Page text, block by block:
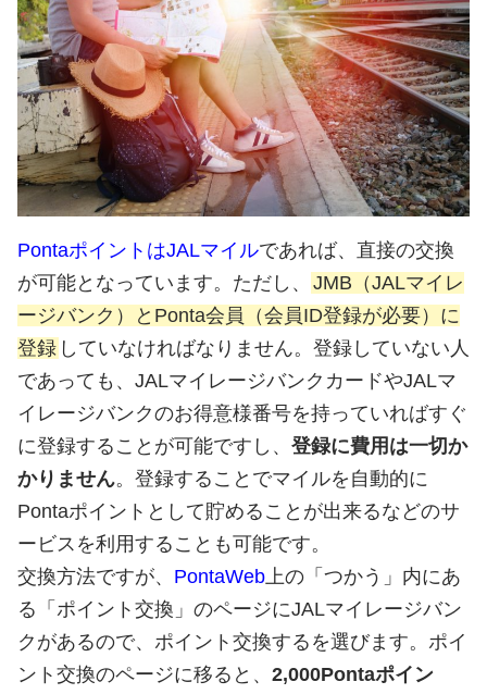
PontaポイントはJALマイルであれば、直接の交換
が可能となっています。ただし、
JMB（JALマイレ
ージバンク）とPonta会員（会員ID登録が必要）に
登録 していなければなりません。登録していない人
であっても、JALマイレージバンクカードやJALマ
イレージバンクのお得意様番号を持っていればすぐ
に登録することが可能ですし、 登録に費用は一切か
かりません。登録することでマイルを自動的に
Pontaポイントとして貯めることが出来るなどのサ
ービスを利用することも可能です。
交換方法ですが、 PontaWeb上の「つかう」内にあ
る「ポイント交換」のページにJALマイレージバン
クがあるので、ポイント交換するを選びます。ポイ
ント交換のページに移ると、 2,000Pontaポイン